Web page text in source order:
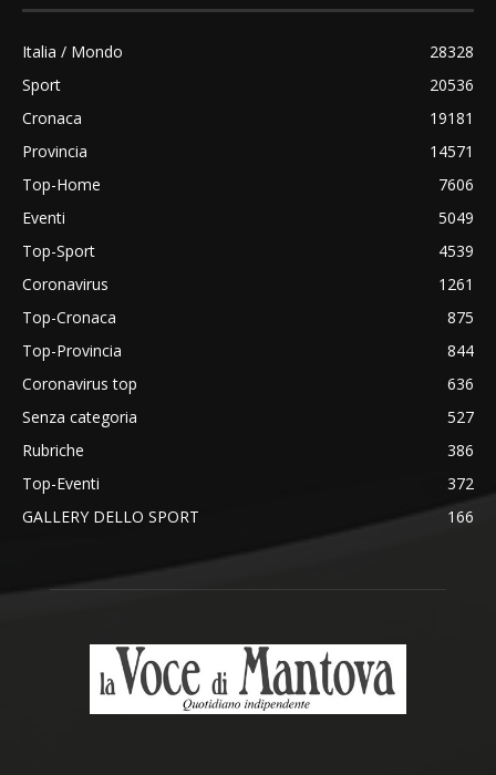
Italia / Mondo
28328
Sport
20536
Cronaca
19181
Provincia
14571
Top-Home
7606
Eventi
5049
Top-Sport
4539
Coronavirus
1261
Top-Cronaca
875
Top-Provincia
844
Coronavirus top
636
Senza categoria
527
Rubriche
386
Top-Eventi
372
GALLERY DELLO SPORT
166